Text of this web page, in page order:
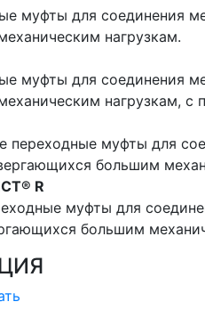
муфты для соединения
нагрузкам.
муфты для соединения
нагрузкам, с
переходные муфты для
большим
R
муфты для
большим